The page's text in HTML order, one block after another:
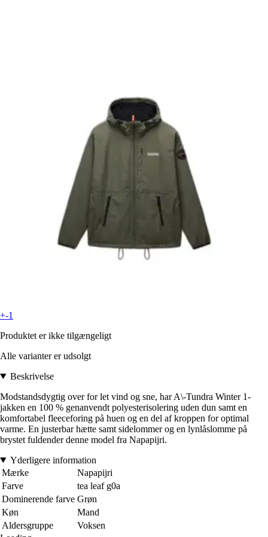
+-1
Produktet er ikke tilgængeligt
Alle varianter er udsolgt
Beskrivelse
Modstandsdygtig over for let vind og sne, har A\-Tundra Winter 1-
jakken en 100 % genanvendt polyesterisolering uden dun samt en
komfortabel fleeceforing på huen og en del af kroppen for optimal
varme. En justerbar hætte samt sidelommer og en lynlåslomme på
brystet fuldender denne model fra Napapijri.
Yderligere information
Mærke
Napapijri
Farve
tea leaf g0a
Dominerende farve Grøn
Køn
Mand
Aldersgruppe
Voksen